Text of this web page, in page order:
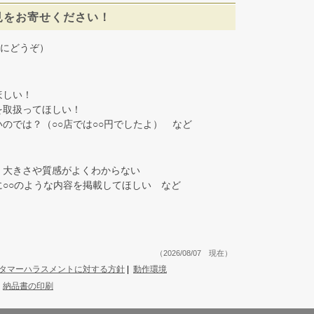
お寄せください！
どうぞ）
い！
扱ってほしい！
では？（○○店では○○円でしたよ） など
きさや質感がよくわからない
のような内容を掲載してほしい など
（2026/08/07 現在）
マーハラスメントに対する方針 | 動作環境
納品書の印刷